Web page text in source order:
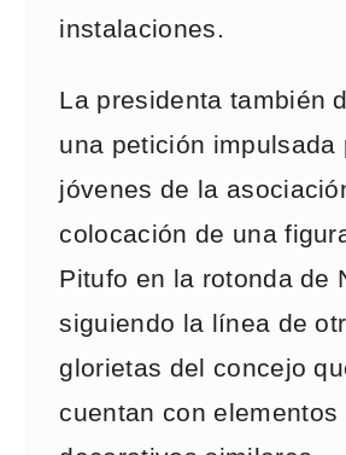
instalaciones.
La presidenta también
una petición impulsada
jóvenes de la
colocación de una
Pitufo en la rotonda de
siguiendo la línea de
glorietas del concejo
cuentan con elementos